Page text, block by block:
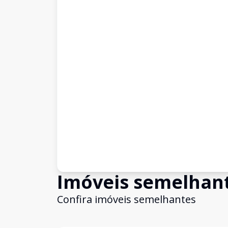
Imóveis
Confira imóveis semelhantes